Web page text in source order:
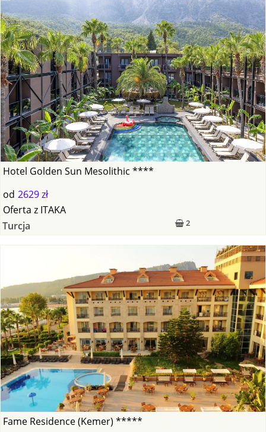
Hotel Golden Sun Mesolithic ****
od 2629 zł
2
Oferta z ITAKA
Turcja
Fame Residence (Kemer) *****